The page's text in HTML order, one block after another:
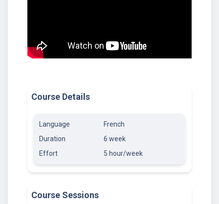
Course Details
Language
French
Duration
6 week
Effort
5 hour/week
Course Sessions